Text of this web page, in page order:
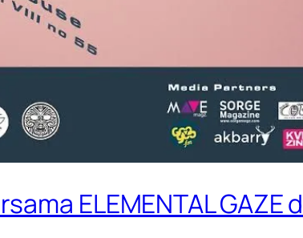
ELEMENTAL GAZE